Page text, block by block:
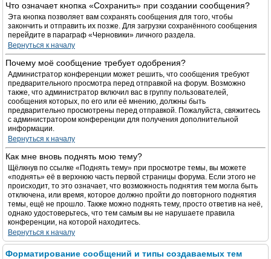
Что означает кнопка «Сохранить» при создании сообщения?
Эта кнопка позволяет вам сохранять сообщения для того, чтобы
закончить и отправить их позже. Для загрузки сохранённого сообщения
перейдите в параграф «Черновики» личного раздела.
Вернуться к началу
Почему моё сообщение требует одобрения?
Администратор конференции может решить, что сообщения требуют
предварительного просмотра перед отправкой на форум. Возможно
также, что администратор включил вас в группу пользователей,
сообщения которых, по его или её мнению, должны быть
предварительно просмотрены перед отправкой. Пожалуйста, свяжитесь
с администратором конференции для получения дополнительной
информации.
Вернуться к началу
Как мне вновь поднять мою тему?
Щёлкнув по ссылке «Поднять тему» при просмотре темы, вы можете
«поднять» её в верхнюю часть первой страницы форума. Если этого не
происходит, то это означает, что возможность поднятия тем могла быть
отключена, или время, которое должно пройти до повторного поднятия
темы, ещё не прошло. Также можно поднять тему, просто ответив на неё,
однако удостоверьтесь, что тем самым вы не нарушаете правила
конференции, на которой находитесь.
Вернуться к началу
Форматирование сообщений и типы создаваемых тем